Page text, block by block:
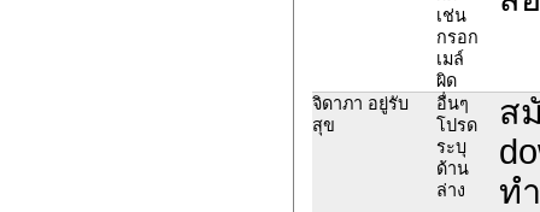
เช่น
กรอก
เมล์
ผิด
จิดาภา อยู่รับ
สุข
อื่นๆ
โปรด
ระบุ
ด้าน
ล่าง
ส
ท